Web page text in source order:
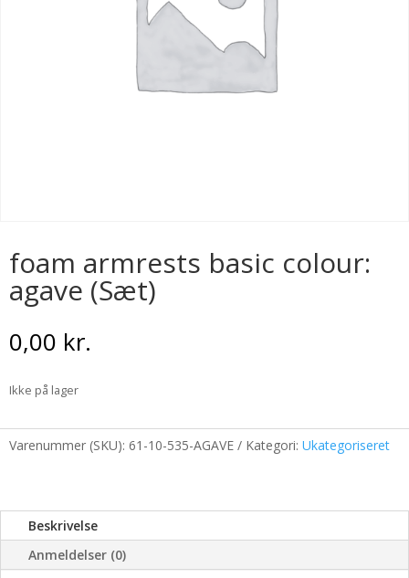
foam armrests basic colour:
agave (Sæt)
0,00 kr.
Ikke på lager
Varenummer (SKU): 61-10-535-AGAVE Kategori: Ukategoriseret
Beskrivelse
Anmeldelser (0)